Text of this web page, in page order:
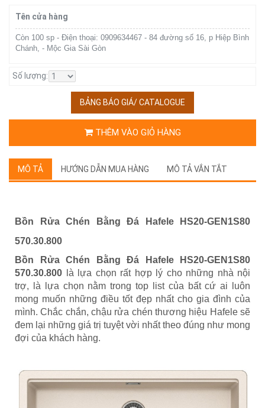
Tên cửa hàng
Còn 100 sp - Điện thoại: 0909634467 - 84 đường số 16, p Hiệp Bình
Chánh, - Mộc Gia Sài Gòn
Số lượng:
BẢNG BÁO GIÁ/ CATALOGUE
THÊM VÀO GIỎ HÀNG
MÔ TẢ HƯỚNG DẪN MUA HÀNG MÔ TẢ VẮN TẮT
Bồn Rửa Chén Bằng Đá Hafele HS20-GEN1S80
570.30.800
Bồn Rửa Chén Bằng Đá Hafele HS20-GEN1S80
570.30.800
là lựa chọn rất hợp lý cho những nhà nội
trợ, là lựa chọn nằm trong top list của bất cứ ai luôn
mong muốn những điều tốt đẹp nhất cho gia đình của
mình. Chắc chắn, chậu rửa chén thương hiệu Hafele sẽ
đem lại những giá trị tuyệt vời nhất theo đúng như mong
đợi của khách hàng.